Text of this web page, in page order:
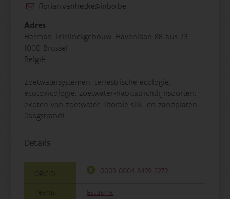
florian.vanhecke@inbo.be
Adres
Herman Teirlinckgebouw, Havenlaan 88 bus 73
1000 Brussel
België
Zoetwatersystemen, terrestrische ecologie,
ecotoxicologie, zoetwater-habitatrichtlijnsoorten,
exoten van zoetwater, litorale slik- en zandplaten
(laagstrand)
Details
ORCID 0009-0004-3499-2279
Teams Estuaria